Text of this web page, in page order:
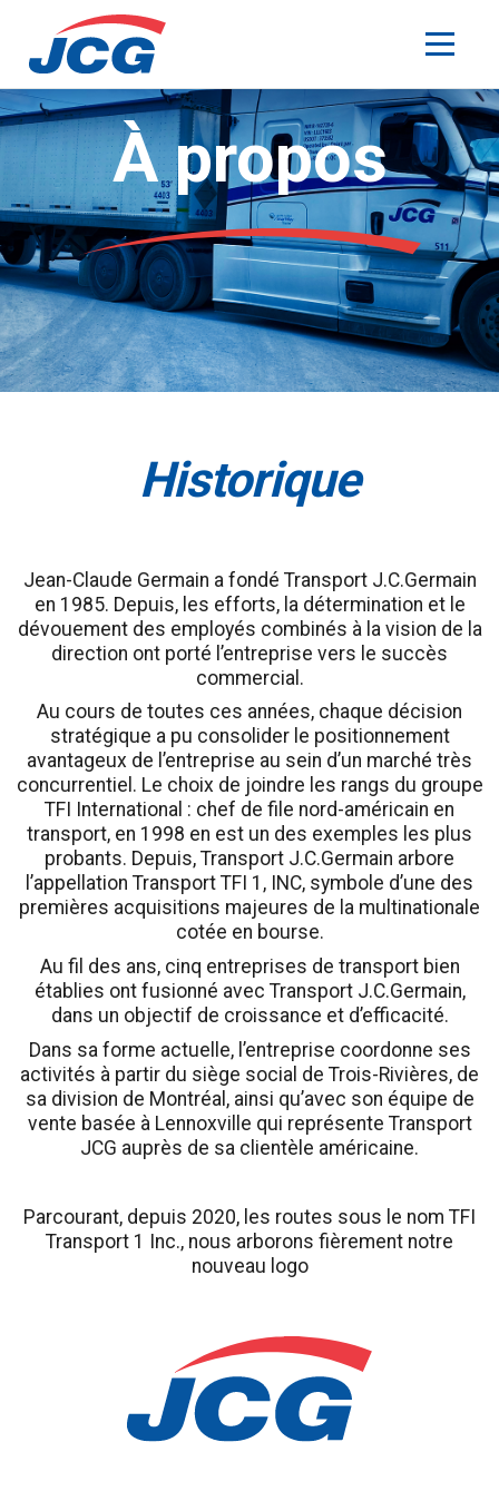
À propos
Historique
Jean-Claude Germain a fondé Transport J.C.Germain
en 1985. Depuis, les efforts, la détermination et le
dévouement des employés combinés à la vision de la
direction ont porté l’entreprise vers le succès
commercial.
Au cours de toutes ces années, chaque décision
stratégique a pu consolider le positionnement
avantageux de l’entreprise au sein d’un marché très
concurrentiel. Le choix de joindre les rangs du groupe
TFI International : chef de file nord-américain en
transport, en 1998 en est un des exemples les plus
probants. Depuis, Transport J.C.Germain arbore
l’appellation Transport TFI 1, INC, symbole d’une des
premières acquisitions majeures de la multinationale
cotée en bourse.
Au fil des ans, cinq entreprises de transport bien
établies ont fusionné avec Transport J.C.Germain,
dans un objectif de croissance et d’efficacité.
Dans sa forme actuelle, l’entreprise coordonne ses
activités à partir du siège social de Trois-Rivières, de
sa division de Montréal, ainsi qu’avec son équipe de
vente basée à Lennoxville qui représente Transport
JCG auprès de sa clientèle américaine.
Parcourant, depuis 2020, les routes sous le nom TFI
Transport 1 Inc., nous arborons fièrement notre
nouveau logo